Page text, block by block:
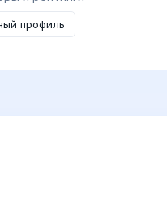
профиль